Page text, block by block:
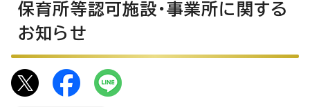
保育所等認可施設・事業所に関する
お知らせ